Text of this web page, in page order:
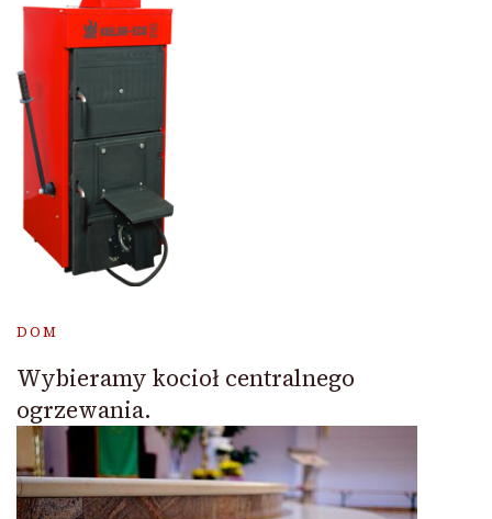
DOM
Wybieramy kocioł centralnego
ogrzewania.